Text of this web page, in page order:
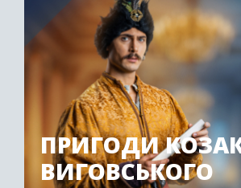
ПРИГОДИ
ВИГОВСЬКОГО